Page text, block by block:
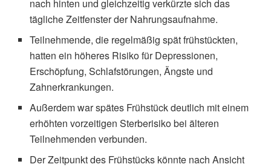
nach hinten und gleichzeitig verkürzte sich das
tägliche Zeitfenster der Nahrungsaufnahme.
Teilnehmende, die regelmäßig spät frühstückten,
hatten ein höheres Risiko für Depressionen,
Erschöpfung, Schlafstörungen, Ängste und
Zahnerkrankungen.
Außerdem war spätes Frühstück deutlich mit einem
erhöhten vorzeitigen Sterberisiko bei älteren
Teilnehmenden verbunden.
Der Zeitpunkt des Frühstücks könnte nach Ansicht